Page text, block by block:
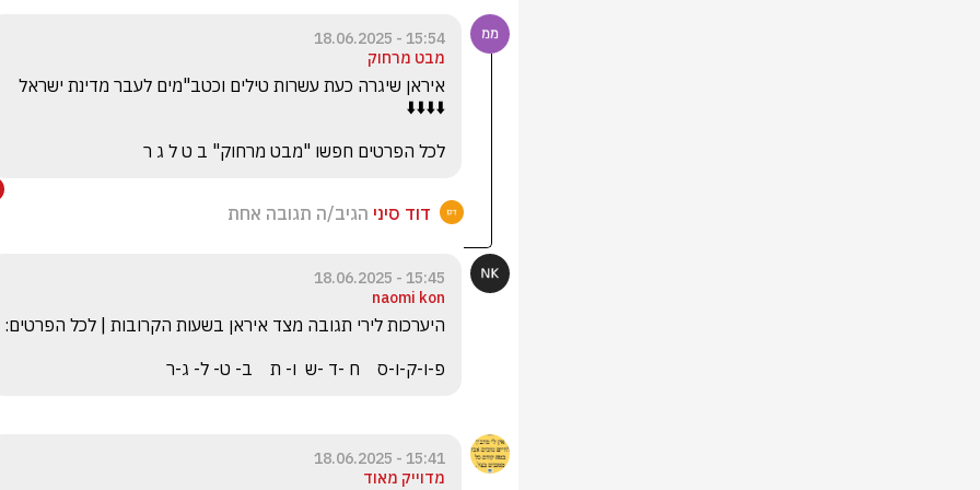
15:54 - 18.06.2025
מבט מרחוק
לכל הפרטים חפשו "מבט מרחוק" ב ט ל ג ר
דוד סיני הגיב/ה תגובה אחת
15:45 - 18.06.2025
naomi kon
פ-ו-ק-ו-ס    ח -ד -ש  ו- ת    ב- ט- ל- ג-ר
15:41 - 18.06.2025
מדוייק מאוד